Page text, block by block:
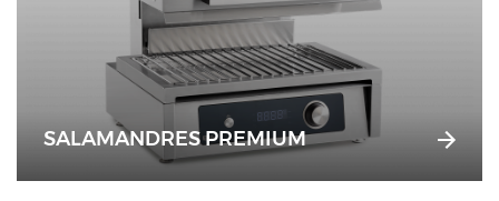
SALAMANDRES PREMIUM